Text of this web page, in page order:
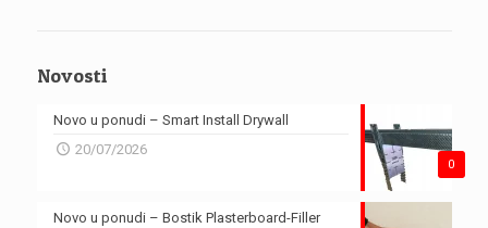
Novosti
0
Novo u ponudi – Smart Install Drywall
20/07/2026
Novo u ponudi – Bostik Plasterboard-Filler